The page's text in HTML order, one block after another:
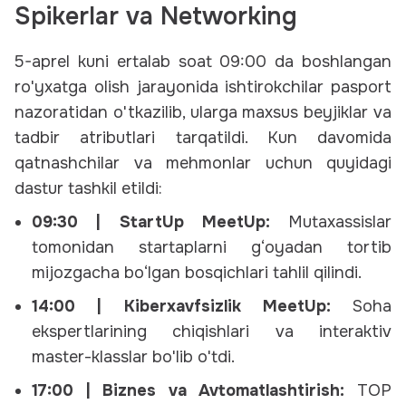
Spikerlar va Networking
5-aprel kuni ertalab soat 09:00 da boshlangan
ro'yxatga olish jarayonida ishtirokchilar pasport
nazoratidan o'tkazilib, ularga maxsus beyjiklar va
tadbir atributlari tarqatildi. Kun davomida
qatnashchilar va mehmonlar uchun quyidagi
dastur tashkil etildi:
09:30 | StartUp MeetUp: Mutaxassislar
tomonidan startaplarni g‘oyadan tortib
mijozgacha bo‘lgan bosqichlari tahlil qilindi.
14:00 | Kiberxavfsizlik MeetUp: Soha
ekspertlarining chiqishlari va interaktiv
master-klasslar bo'lib o'tdi.
17:00 | Biznes va Avtomatlashtirish: TOP